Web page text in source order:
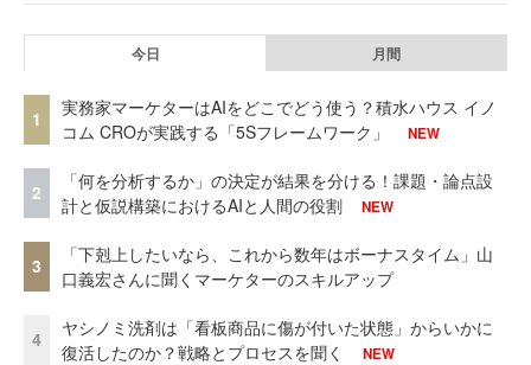
今日 月間
1
実務家マーケターはAIをどこでどう使う？積水ハウス イノ
コム CROが実践する「5Sフレームワーク」
NEW
2
「何を分析するか」の決定が結果を分ける！課題・論点設
計と仮説構築におけるAIと人間の役割
NEW
3
「下剋上したいなら、これから数年はボーナスタイム」山
口義宏さんに聞くマーケターのスキルアップ
4
ヤシノミ洗剤は「看板商品に傷が付いた状態」からいかに
復活したのか？戦略とプロセスを聞く
NEW